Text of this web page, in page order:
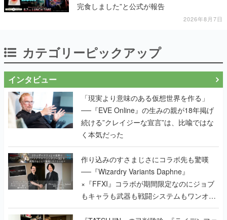
完食しました”と公式が報告
2026年8月7日
カテゴリーピックアップ
インタビュー
「現実より意味のある仮想世界を作る」
──『EVE Online』の生みの親が18年掲げ
続ける”クレイジーな宣言”は、比喩ではな
く本気だった
作り込みのすさまじさにコラボ先も驚嘆
──『Wizardry Variants Daphne』
×『FFXI』コラボが期間限定なのにジョブ
もキャラも武器も戦闘システムもワンオフ
で作り込まれた理由を両ディレクターに聞